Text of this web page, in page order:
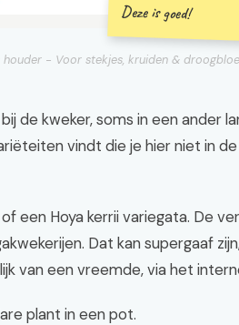
Deze is goed!
- Voor stekjes, kruiden &
de kweker, soms in een ander
vindt die je hier niet in
een Hoya kerrii variegata. De
Dat kan supergaaf
van een vreemde, via het
plant in een pot.